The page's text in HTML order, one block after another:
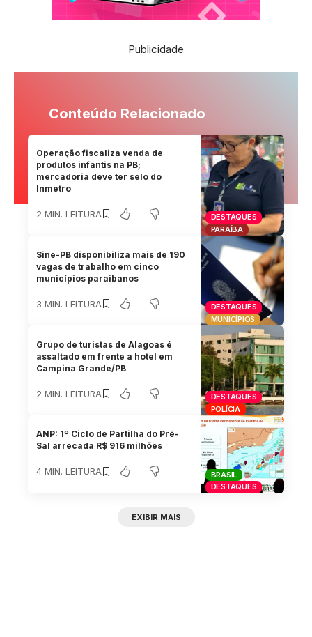
Publicidade
Conteúdo Relacionado
DESTAQUES
PARAÍBA
Operação fiscaliza venda de
produtos infantis na PB;
mercadoria deve ter selo do
Inmetro
2 MIN. LEITURA
DESTAQUES
MUNICÍPIOS
Sine-PB disponibiliza mais de 190
vagas de trabalho em cinco
municípios paraibanos
3 MIN. LEITURA
DESTAQUES
POLÍCIA
Grupo de turistas de Alagoas é
assaltado em frente a hotel em
Campina Grande/PB
2 MIN. LEITURA
BRASIL
DESTAQUES
ANP: 1º Ciclo de Partilha do Pré-
Sal arrecada R$ 916 milhões
4 MIN. LEITURA
EXIBIR MAIS